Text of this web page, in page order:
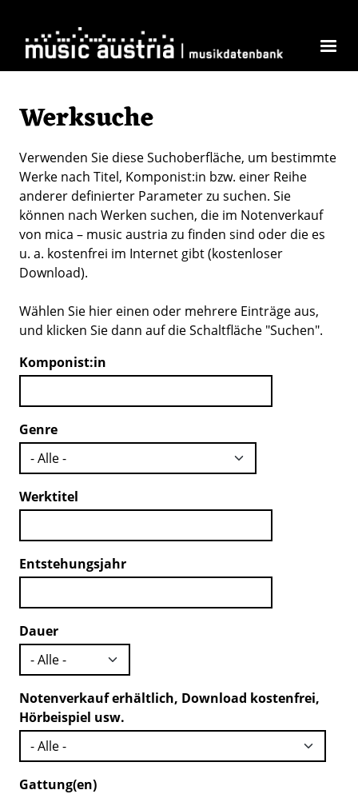
Werksuche
Verwenden Sie diese Suchoberfläche, um bestimmte
Werke nach Titel, Komponist:in bzw. einer Reihe
anderer definierter Parameter zu suchen. Sie
können nach Werken suchen, die im Notenverkauf
von mica – music austria zu finden sind oder die es
u. a. kostenfrei im Internet gibt (kostenloser
Download).
Wählen Sie hier einen oder mehrere Einträge aus,
und klicken Sie dann auf die Schaltfläche "Suchen".
Komponist:in
Genre
Werktitel
Entstehungsjahr
Dauer
Notenverkauf erhältlich, Download kostenfrei,
Hörbeispiel usw.
Gattung(en)